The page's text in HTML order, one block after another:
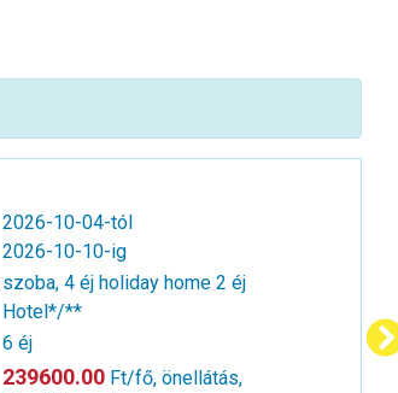
2026-10-04-tól
2026-10-10-ig
szoba, 4 éj holiday home 2 éj
Hotel*/**
6 éj
239600.00 Ft/fő, önellátás,